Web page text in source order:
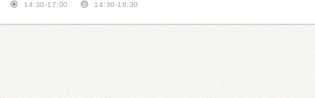
14:30-17:00 14:30-18:30